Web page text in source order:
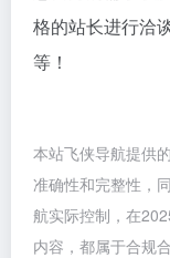
格的站长进行洽
等！
本站飞侠导航提供
准确性和完整性，
航实际控制，在
内容，都属于合规